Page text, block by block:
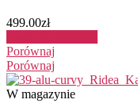
499.00zł
Porównaj
Porównaj
W magazynie